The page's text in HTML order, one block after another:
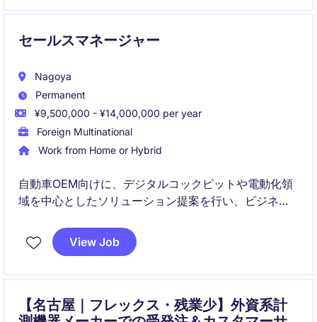
セールスマネージャー
Nagoya
Permanent
¥9,500,000 - ¥14,000,000 per year
Foreign Multinational
Work from Home or Hybrid
自動車OEM向けに、デジタルコックピットや電動化領
域を中心としたソリューション提案を行い、ビジネス
顧客理解と市場分析を基に、戦略立案から受注獲得
View Job
【名古屋｜フレックス・残業少】外資系計